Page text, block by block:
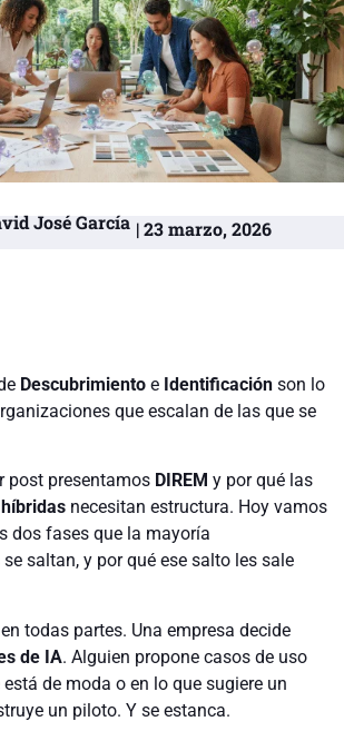
José García | 23 marzo, 2026
Descubrimiento e Identificación son lo
que escalan de las que se
post presentamos DIREM y por qué las
necesitan estructura. Hoy vamos
dos fases que la mayoría
saltan, y por qué ese salto les sale
todas partes. Una empresa decide
de IA. Alguien propone casos de uso
de moda o en lo que sugiere un
un piloto. Y se estanca.